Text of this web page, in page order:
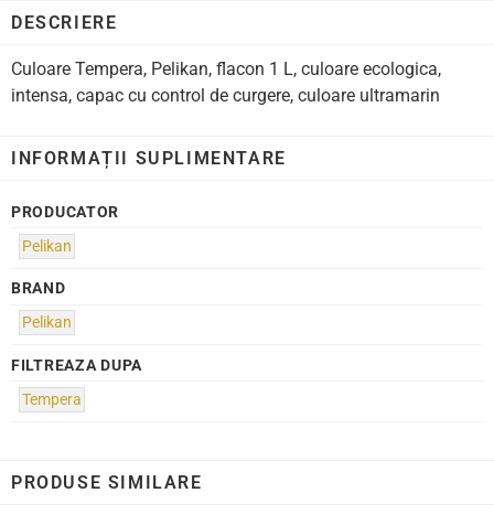
DESCRIERE
Culoare Tempera, Pelikan, flacon 1 L, culoare ecologica,
intensa, capac cu control de curgere, culoare ultramarin
INFORMAȚII SUPLIMENTARE
PRODUCATOR
Pelikan
BRAND
Pelikan
FILTREAZA DUPA
Tempera
PRODUSE SIMILARE